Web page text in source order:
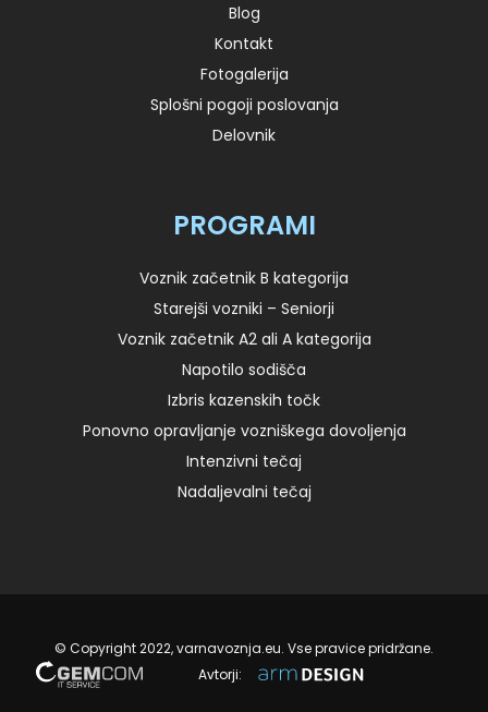
Blog
Kontakt
Fotogalerija
Splošni pogoji poslovanja
Delovnik
PROGRAMI
Voznik začetnik B kategorija
Starejši vozniki – Seniorji
Voznik začetnik A2 ali A kategorija
Napotilo sodišča
Izbris kazenskih točk
Ponovno opravljanje vozniškega dovoljenja
Intenzivni tečaj
Nadaljevalni tečaj
© Copyright 2022, varnavoznja.eu. Vse pravice pridržane.
Avtorji: